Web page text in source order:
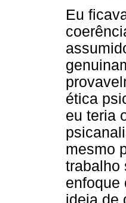
Eu
ética
eu teria
mesmo
trabalho
enfoque